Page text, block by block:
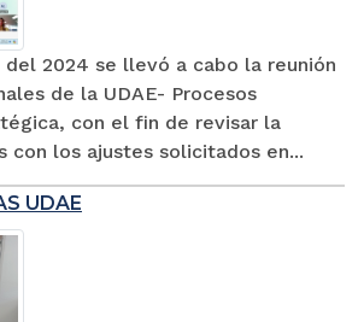
2024 se llevó a cabo la reunión
de la UDAE- Procesos
con el fin de revisar la
con los ajustes solicitados en...
UDAE